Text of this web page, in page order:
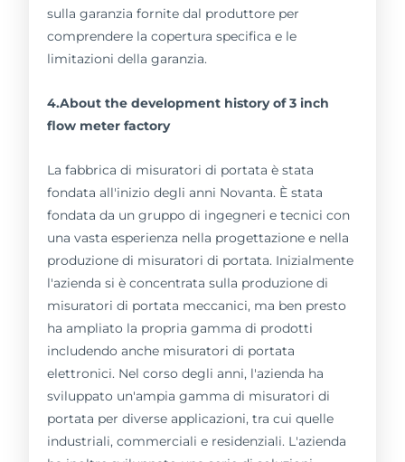
sulla garanzia fornite dal produttore per
comprendere la copertura specifica e le
limitazioni della garanzia.
4.About the development history of 3 inch
flow meter factory
La fabbrica di misuratori di portata è stata
fondata all'inizio degli anni Novanta. È stata
fondata da un gruppo di ingegneri e tecnici con
una vasta esperienza nella progettazione e nella
produzione di misuratori di portata. Inizialmente
l'azienda si è concentrata sulla produzione di
misuratori di portata meccanici, ma ben presto
ha ampliato la propria gamma di prodotti
includendo anche misuratori di portata
elettronici. Nel corso degli anni, l'azienda ha
sviluppato un'ampia gamma di misuratori di
portata per diverse applicazioni, tra cui quelle
industriali, commerciali e residenziali. L'azienda